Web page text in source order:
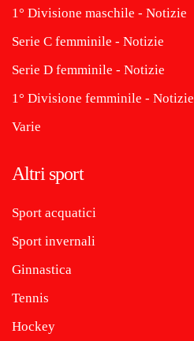
1° Divisione maschile - Notizie
Serie C femminile - Notizie
Serie D femminile - Notizie
1° Divisione femminile - Notizie
Varie
Altri sport
Sport acquatici
Sport invernali
Ginnastica
Tennis
Hockey